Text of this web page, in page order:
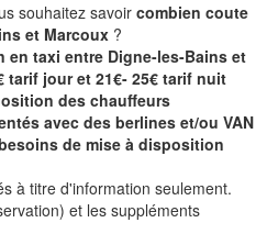
souhaitez savoir combien coute
et Marcoux ?
en taxi entre Digne-les-Bains et
tarif jour et 21€- 25€ tarif nuit
des chauffeurs
avec des berlines et/ou VAN
de mise à disposition
à titre d'information seulement.
et les suppléments